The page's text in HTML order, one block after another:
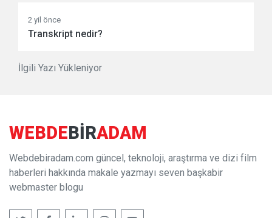
2 yil önce
Transkript nedir?
İlgili Yazı Yükleniyor
WEBDEBIRADAM
Webdebiradam.com güncel, teknoloji, araştırma ve dizi film
haberleri hakkında makale yazmayı seven başkabir
webmaster blogu